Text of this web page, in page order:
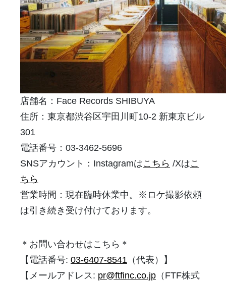
店舗名： Face Records SHIBUYA
住所： 東京都渋谷区宇田川町10-2 新東京ビル
301
電話番号：03-3462-5696
SNSアカウント：Instagramはこちら /Xはこ
ちら
営業時間：現在臨時休業中。※ロケ撮影依頼
は引き続き受け付けております。
＊お問い合わせはこちら＊
【電話番号: 03-6407-8541 （代表）】
【メールアドレス: pr@ftfinc.co.jp （FTF株式